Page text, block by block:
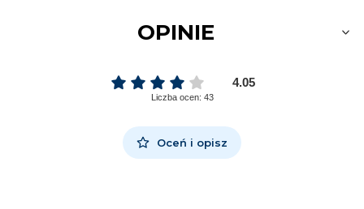
OPINIE
4.05
Liczba ocen: 43
Oceń i opisz